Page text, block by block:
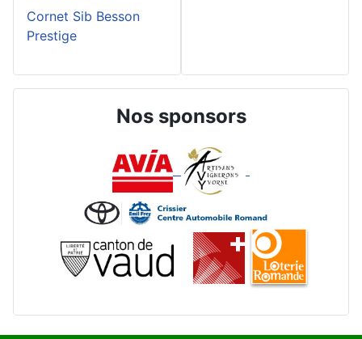
Cornet Sib Besson
Prestige
Nos sponsors